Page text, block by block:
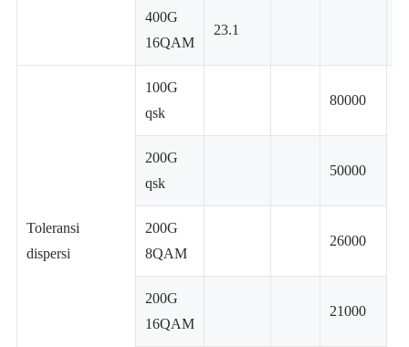
400G
16QAM
23.1
Toleransi
dispersi
100G
qsk
80000
200G
qsk
50000
200G
8QAM
26000
200G
16QAM
21000